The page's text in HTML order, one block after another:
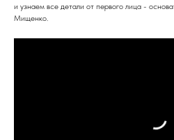
и узнаем все детали от первого лица -
Мищенко.